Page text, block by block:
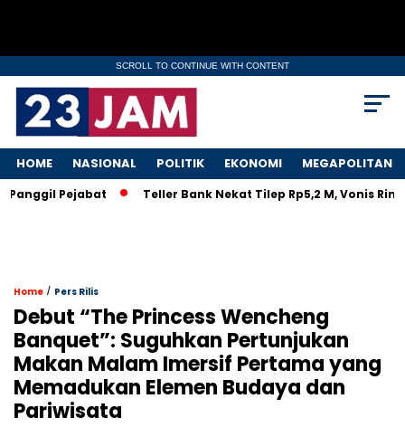
SCROLL TO CONTINUE WITH CONTENT
HOME NASIONAL POLITIK EKONOMI MEGAPOLITAN
Pejabat Teller Bank Nekat Tilep Rp5,2 M, Vonis
Home / Pers Rilis
Debut “The Princess Wencheng
Banquet”: Suguhkan Pertunjukan
Makan Malam Imersif Pertama yang
Memadukan Elemen Budaya dan
Pariwisata